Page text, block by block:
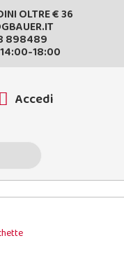
OLTRE € 36
898489
18:00
Accedi